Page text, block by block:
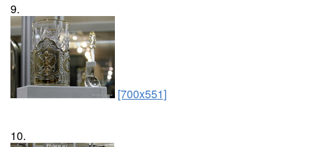
9.
[700x551]
10.